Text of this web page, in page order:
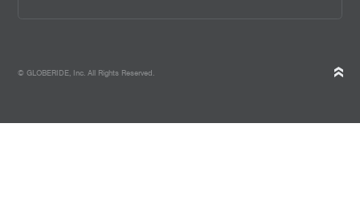
© GLOBERIDE, Inc. All Rights Reserved.